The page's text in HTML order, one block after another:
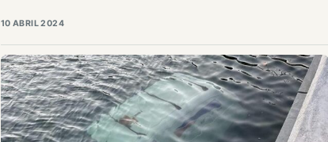
de l’Associació Gironina de…
10 ABRIL 2024